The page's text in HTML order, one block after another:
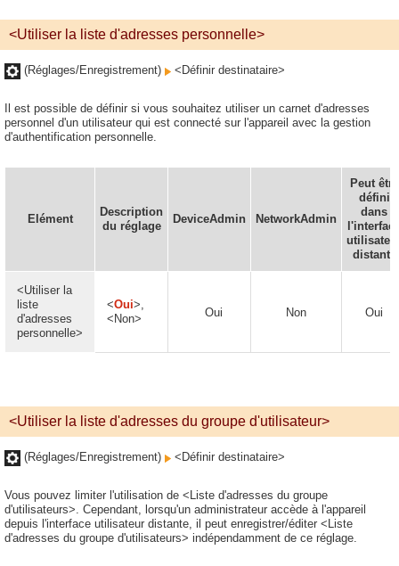
<Utiliser la liste d'adresses personnelle>
(Réglages/Enregistrement) <Définir destinataire>
Il est possible de définir si vous souhaitez utiliser un carnet d'adresses
personnel d'un utilisateur qui est connecté sur l'appareil avec la gestion
d'authentification personnelle.
Elément
Description
du réglage
DeviceAdmin NetworkAdmin
Peut être
défini
dans
distante
<Utiliser la
liste
d'adresses
personnelle>
<Oui>,
<Non>
Oui Non Oui
<Utiliser la liste d'adresses du groupe d'utilisateur>
(Réglages/Enregistrement) <Définir destinataire>
Vous pouvez limiter l'utilisation de <Liste d'adresses du groupe
d'utilisateurs>. Cependant, lorsqu'un administrateur accède à l'appareil
depuis l'interface utilisateur distante, il peut enregistrer/éditer <Liste
d'adresses du groupe d'utilisateurs> indépendamment de ce réglage.